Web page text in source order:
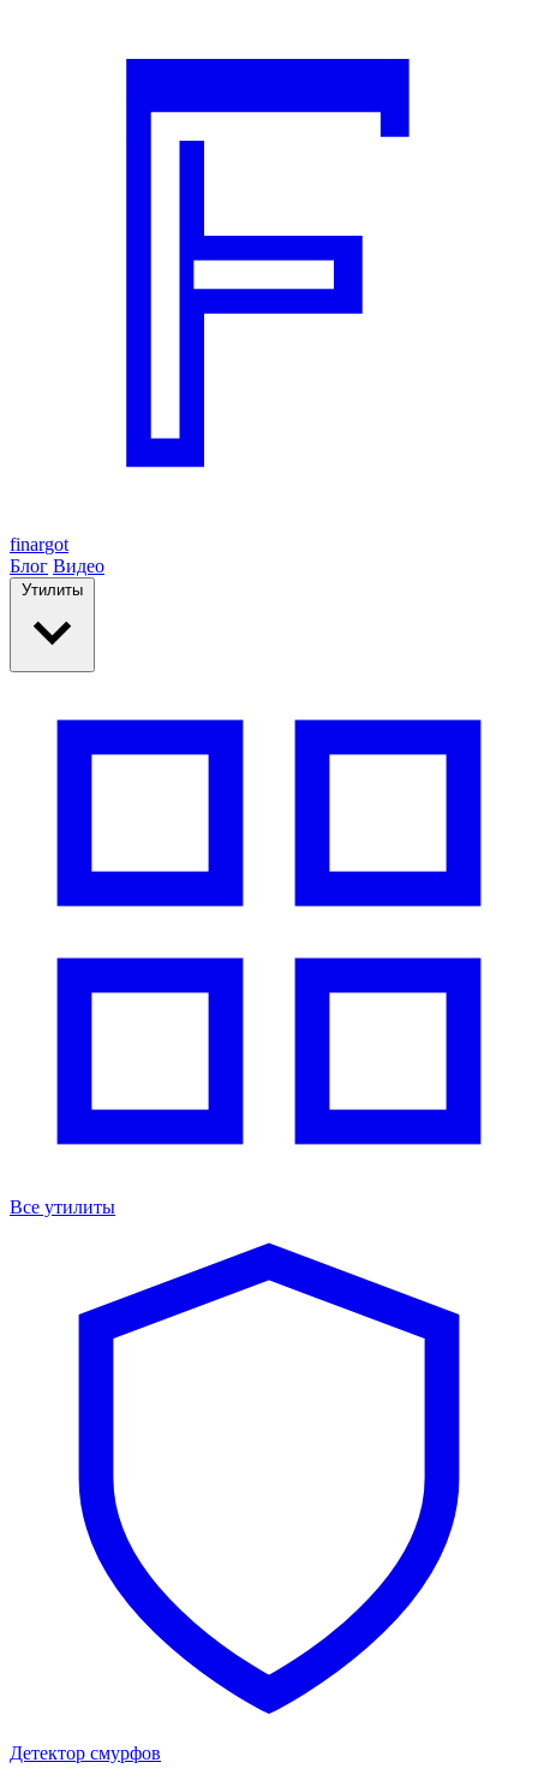
finargot
Блог Видео
Утилиты
Все утилиты
Детектор смурфов